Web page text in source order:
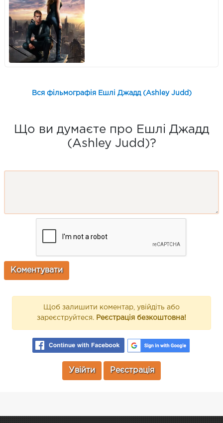
Вся фільмографія Ешлі Джадд (Ashley Judd)
Що ви думаєте про Ешлі Джадд
(Ashley Judd)?
Щоб залишити коментар, увійдіть або
зареєструйтеся. Реєстрація безкоштовна!
Увійти Реєстрація